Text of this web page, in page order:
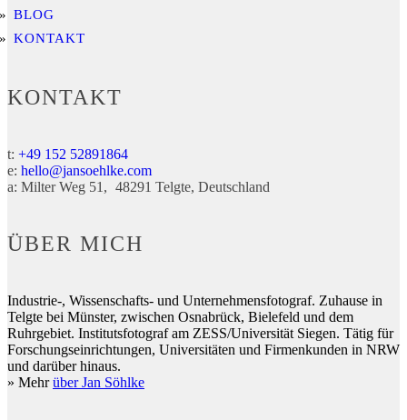
BLOG
KONTAKT
KONTAKT
t: +49 152 52891864
e: hello@jansoehlke.com
a: Milter Weg 51 48291 Telgte Deutschland
ÜBER MICH
Industrie-, Wissenschafts- und Unternehmensfotograf. Zuhause in
Telgte bei Münster, zwischen Osnabrück, Bielefeld und dem
Ruhrgebiet. Institutsfotograf am ZESS/Universität Siegen. Tätig für
Forschungseinrichtungen, Universitäten und Firmenkunden in NRW
und darüber hinaus.
» Mehrüber Jan Söhlke